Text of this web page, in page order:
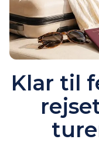
Klar til